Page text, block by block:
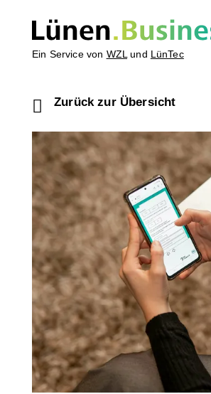
Ein Service von WZL und LünTec
Zurück zur Übersicht